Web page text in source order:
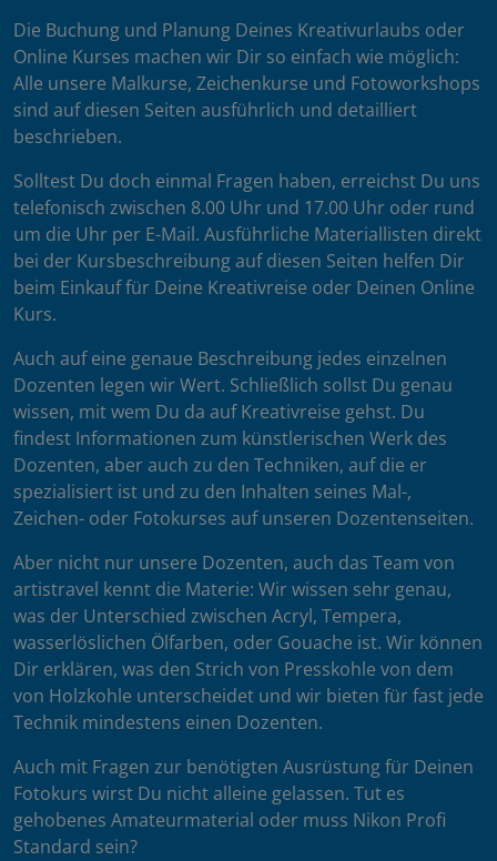
Die Buchung und Planung Deines Kreativurlaubs oder
Online Kurses machen wir Dir so einfach wie möglich:
Alle unsere Malkurse, Zeichenkurse und Fotoworkshops
sind auf diesen Seiten ausführlich und detailliert
beschrieben.
Solltest Du doch einmal Fragen haben, erreichst Du uns
telefonisch zwischen 8.00 Uhr und 17.00 Uhr oder rund
um die Uhr per E-Mail. Ausführliche Materiallisten direkt
bei der Kursbeschreibung auf diesen Seiten helfen Dir
beim Einkauf für Deine Kreativreise oder Deinen Online
Kurs.
Auch auf eine genaue Beschreibung jedes einzelnen
Dozenten legen wir Wert. Schließlich sollst Du genau
wissen, mit wem Du da auf Kreativreise gehst. Du
findest Informationen zum künstlerischen Werk des
Dozenten, aber auch zu den Techniken, auf die er
spezialisiert ist und zu den Inhalten seines Mal-,
Zeichen- oder Fotokurses auf unseren Dozentenseiten.
Aber nicht nur unsere Dozenten, auch das Team von
artistravel kennt die Materie: Wir wissen sehr genau,
was der Unterschied zwischen Acryl, Tempera,
wasserlöslichen Ölfarben, oder Gouache ist. Wir können
Dir erklären, was den Strich von Presskohle von dem
von Holzkohle unterscheidet und wir bieten für fast jede
Technik mindestens einen Dozenten.
Auch mit Fragen zur benötigten Ausrüstung für Deinen
Fotokurs wirst Du nicht alleine gelassen. Tut es
gehobenes Amateurmaterial oder muss Nikon Profi
Standard sein?